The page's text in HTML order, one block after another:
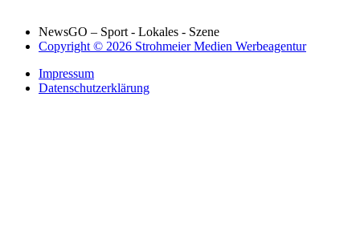
NewsGO – Sport - Lokales - Szene
Copyright © 2026 Strohmeier Medien Werbeagentur
Impressum
Datenschutzerklärung